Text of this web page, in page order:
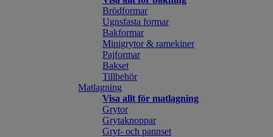
Brödformar
Ugnsfasta formar
Bakformar
Minigrytor & ramekiner
Pajformar
Bakset
Tillbehör
Matlagning
Visa allt för matlagning
Grytor
Grytaknoppar
Gryt- och pannset